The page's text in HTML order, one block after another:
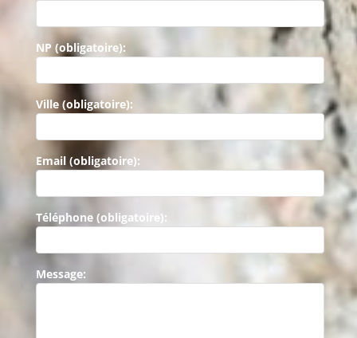
NP (obligatoire):
Ville (obligatoire):
Email (obligatoire):
Téléphone (obligatoire):
Message: